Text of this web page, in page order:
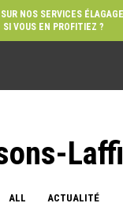
NOS SERVICES
SI VOUS EN PROFITIEZ ?
ALL ACTUALITÉ